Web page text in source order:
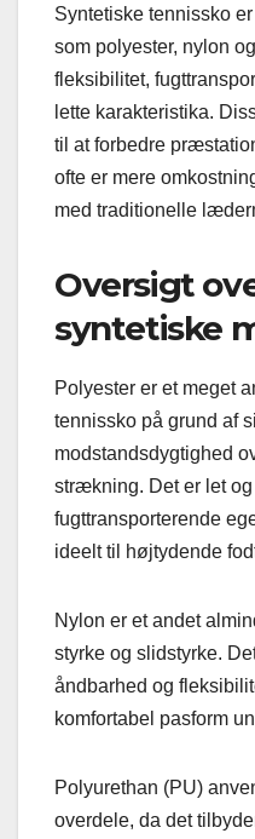
Syntetiske tennissko
som polyester, nylon
fleksibilitet,
lette karakteristika.
til at forbedre
ofte er mere
med traditionelle
Oversigt
syntetiske
Polyester er et meget
tennissko på grund af
modstandsdygtighed
strækning. Det er let
fugttransporterende
ideelt til højtydende
Nylon er et andet
styrke og slidstyrke.
åndbarhed og
komfortabel pasform
Polyurethan (PU)
overdele, da det